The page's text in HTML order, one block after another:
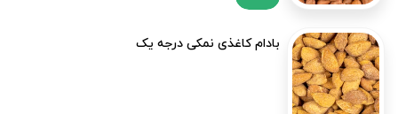
بادام کاغذی نمکی درجه یک